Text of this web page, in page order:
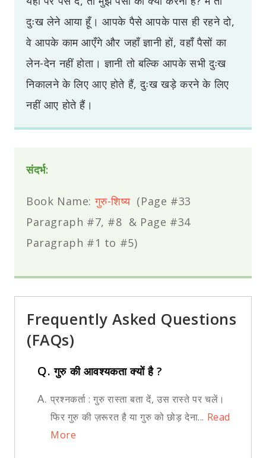
दुःख लेने आया हूँ। आपके पैसे आपके पास ही रहने दो,
वे आपके काम आएँगे और जहाँ ज्ञानी हों, वहाँ पैसों का
लेन-देन नहीं होता। ज्ञानी तो बल्कि आपके सभी दुःख
निकालने के लिए आए होते हैं, दुःख खड़े करने के लिए
नहीं आए होते हैं।
संदर्भ:
Book Name:गुरु-शिष्य (Page #33
Paragraph #7, #8 & Page #34
Paragraph #1 to #5)
Frequently Asked Questions
(FAQs)
Q.गुरु की आवश्यकता क्यों है ?
A. प्रश्नकर्ता : गुरु रास्ता बता दें, उस रास्ते पर चलें।
फिर गुरु की ज़रूरत है या गुरु को छोड़ देना... Read
More